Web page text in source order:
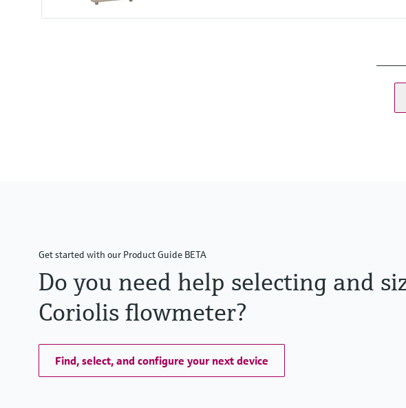
Get started with our Product Guide BETA
Do you need help selecting and
Coriolis flowmeter?
Find, select, and configure your next device